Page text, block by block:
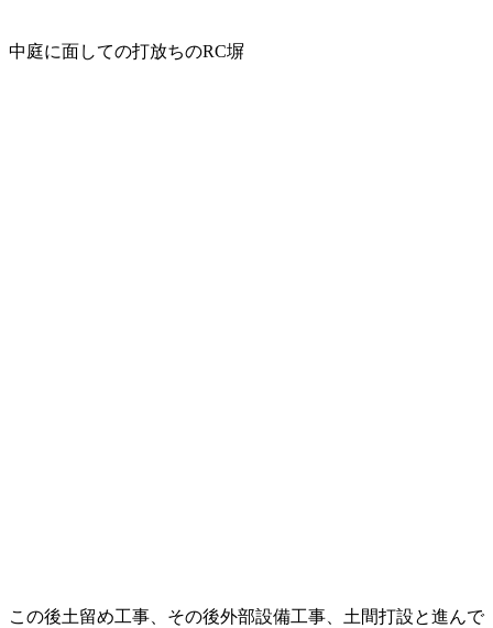
中庭に面しての打放ちのRC塀
この後土留め工事、その後外部設備工事、土間打設と進んで